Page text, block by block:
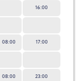
16:00
08:00 17:00
08:00 23:00